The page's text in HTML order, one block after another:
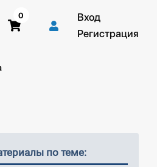
0
Вход
Регистрация
по теме: